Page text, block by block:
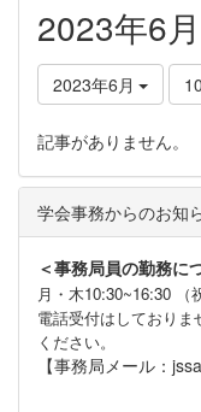
2023年6
2023年6月
記事がありません。
学会事務からのお知
＜事務局員の勤務に
月・木10:30~16:30 （
電話受付はしており
ください。
【事務局メール：